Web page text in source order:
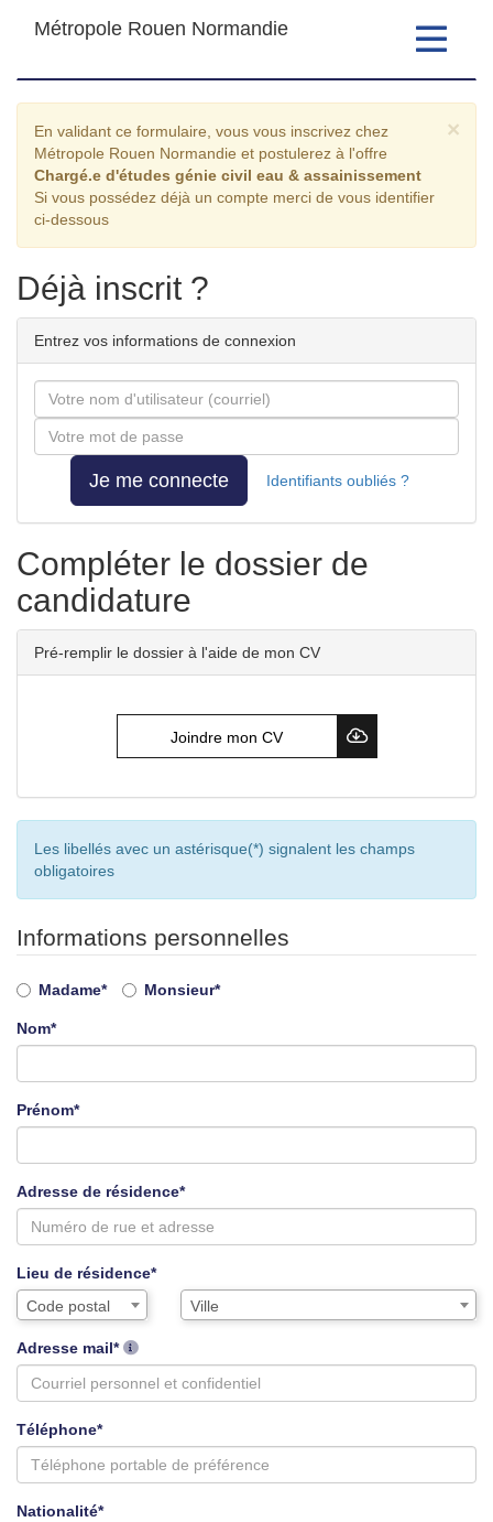
Toggle
Métropole Rouen Normandie
Formulaire
de
candidature
×
En validant ce formulaire, vous vous inscrivez chez
Métropole Rouen Normandie et postulerez à l'offre
Chargé.e d'études génie civil eau & assainissement
Si vous possédez déjà un compte merci de vous identifier
ci-dessous
Déjà inscrit ?
Entrez vos informations de connexion
Courriel
Mot
de
Je me connecte Identifiants oubliés ?
Compléter le dossier de
candidature
Pré-remplir le dossier à l'aide de mon CV
Joindre mon CV
Les libellés avec un astérisque(*) signalent les champs
obligatoires
Informations personnelles
CivilitéMadame* Monsieur*
Nom*
Prénom*
Adresse de résidence*
Lieu de résidence*
Assistance
de
saisie
pour
via
code
postal
Code postal Ville
Ville
Adresse mail*
Téléphone*
Nationalité*